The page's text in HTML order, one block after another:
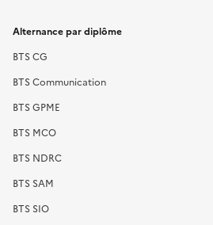
Alternance par diplôme
BTS CG
BTS Communication
BTS GPME
BTS MCO
BTS NDRC
BTS SAM
BTS SIO